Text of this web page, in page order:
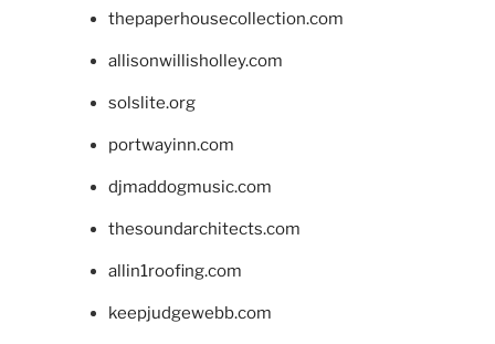
thepaperhousecollection.com
allisonwillisholley.com
solslite.org
portwayinn.com
djmaddogmusic.com
thesoundarchitects.com
allin1roofing.com
keepjudgewebb.com